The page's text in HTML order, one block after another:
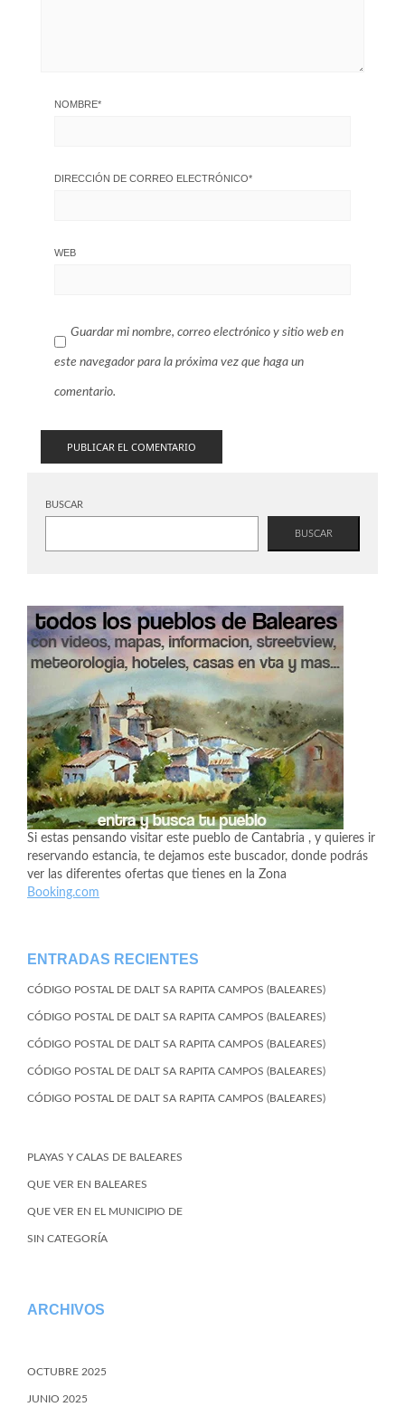
NOMBRE*
DIRECCIÓN DE CORREO ELECTRÓNICO*
WEB
Guardar mi nombre, correo electrónico y sitio web en
este navegador para la próxima vez que haga un
comentario.
BUSCAR
BUSCAR
Si estas pensando visitar este pueblo de Cantabria , y quieres ir
reservando estancia, te dejamos este buscador, donde podrás
ver las diferentes ofertas que tienes en la Zona
Booking.com
ENTRADAS RECIENTES
CÓDIGO POSTAL DE DALT SA RAPITA CAMPOS (BALEARES)
CÓDIGO POSTAL DE DALT SA RAPITA CAMPOS (BALEARES)
CÓDIGO POSTAL DE DALT SA RAPITA CAMPOS (BALEARES)
CÓDIGO POSTAL DE DALT SA RAPITA CAMPOS (BALEARES)
CÓDIGO POSTAL DE DALT SA RAPITA CAMPOS (BALEARES)
PLAYAS Y CALAS DE BALEARES
QUE VER EN BALEARES
QUE VER EN EL MUNICIPIO DE
SIN CATEGORÍA
ARCHIVOS
OCTUBRE 2025
JUNIO 2025